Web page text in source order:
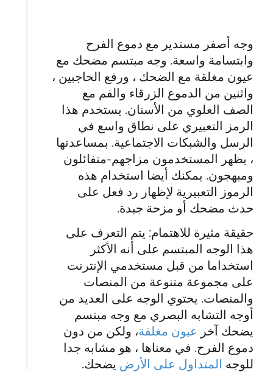
وجه أصفر مستدير مع دموع الفرح
وابتسامة واسعة. وجه مبتسم مضحك مع
عيون مغلقة مع الضحك ، ورفع الحاجبين ،
واثنين من الدموع الزرقاء والفم مع
الصف العلوي من الأسنان. يستخدم هذا
الرمز التعبيري على نطاق واسع في
الرسل والشبكات الاجتماعية. بمساعدتها
، يظهر المستخدمون مزاجهم-متفائلون
ومبهجون. يمكنك أيضا استخدام هذه
الرموز التعبيرية لإظهار رد فعل على
حدث مضحك أو مزحة جيدة.
حقيقة مثيرة للاهتمام: يتم التعرف على
هذا الوجه المبتسم على أنه الأكثر
استخداما من قبل مستخدمي الإنترنت
على مجموعة متنوعة من المنصات
والمنصات. يحتوي الوجه على العديد من
أوجه التشابه البصري مع وجه مبتسم
يضحك آخر عيون مغلقة، ولكن من دون
دموع الفرح. في معناها ، هو مشابه جدا
للوجه المتداول على الأرض يضحك.